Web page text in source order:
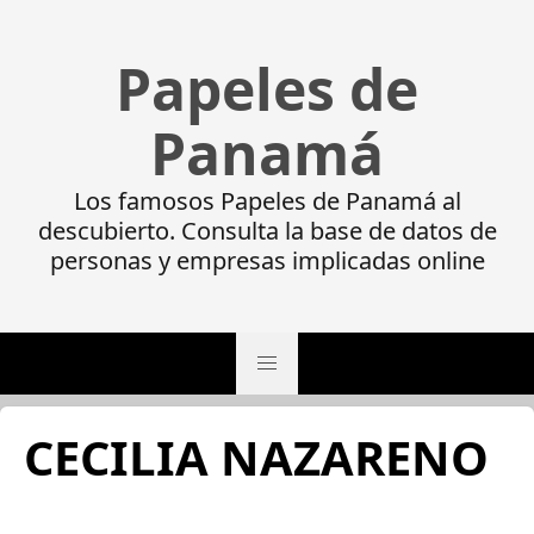
Papeles de
Panamá
Los famosos Papeles de Panamá al
descubierto. Consulta la base de datos de
personas y empresas implicadas online
CECILIA NAZARENO